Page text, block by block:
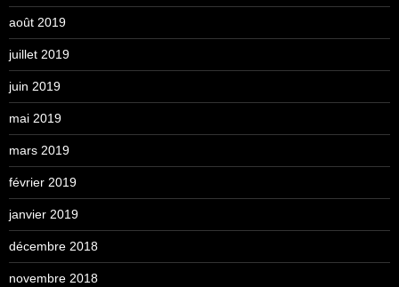
août 2019
juillet 2019
juin 2019
mai 2019
mars 2019
février 2019
janvier 2019
décembre 2018
novembre 2018